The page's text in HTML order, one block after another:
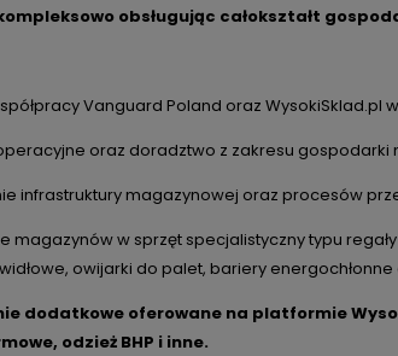
obsługując całokształt
Vanguard Poland oraz WysokiSklad.pl
oraz doradztwo z zakresu gospodarki
infrastruktury magazynowej oraz procesów
magazynów w sprzęt specjalistyczny typu
owijarki do palet, bariery
dodatkowe oferowane na platformie
odzież BHP i inne.